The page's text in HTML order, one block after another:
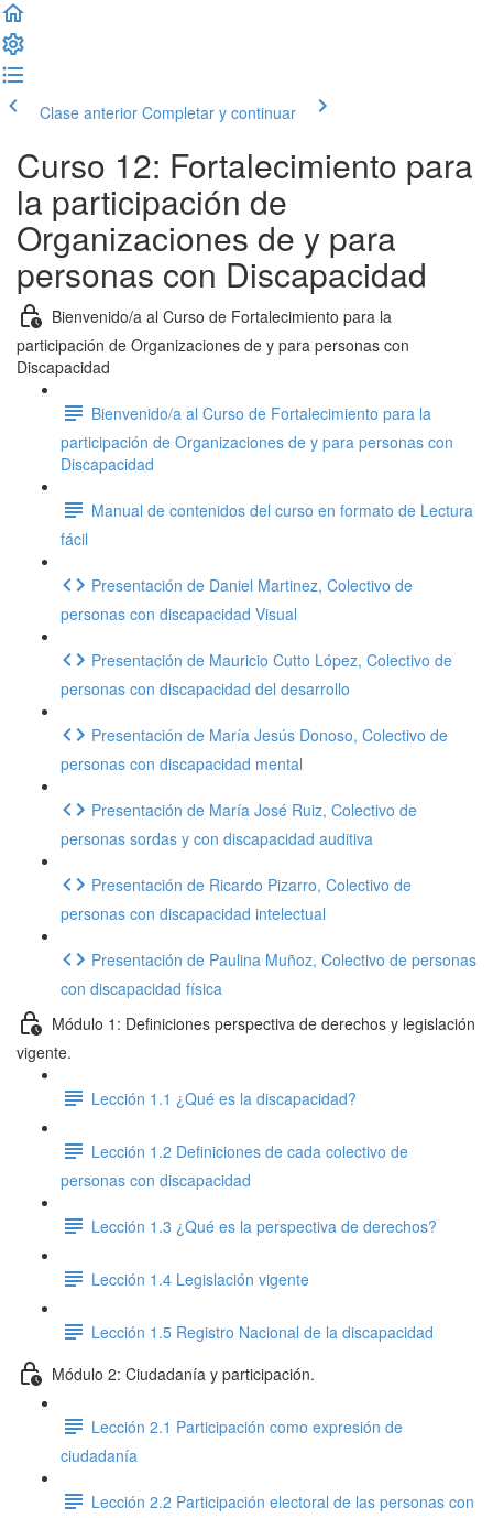
Clase anterior Completar y continuar
Curso 12: Fortalecimiento para
la participación de
Organizaciones de y para
personas con Discapacidad
Bienvenido/a al Curso de Fortalecimiento para la
participación de Organizaciones de y para personas con
Discapacidad
Bienvenido/a al Curso de Fortalecimiento para la
participación de Organizaciones de y para personas con
Discapacidad
Manual de contenidos del curso en formato de Lectura
fácil
Presentación de Daniel Martinez, Colectivo de
personas con discapacidad Visual
Presentación de Mauricio Cutto López, Colectivo de
personas con discapacidad del desarrollo
Presentación de María Jesús Donoso, Colectivo de
personas con discapacidad mental
Presentación de María José Ruiz, Colectivo de
personas sordas y con discapacidad auditiva
Presentación de Ricardo Pizarro, Colectivo de
personas con discapacidad intelectual
Presentación de Paulina Muñoz, Colectivo de personas
con discapacidad física
Módulo 1: Definiciones perspectiva de derechos y legislación
vigente.
Lección 1.1 ¿Qué es la discapacidad?
Lección 1.2 Definiciones de cada colectivo de
personas con discapacidad
Lección 1.3 ¿Qué es la perspectiva de derechos?
Lección 1.4 Legislación vigente
Lección 1.5 Registro Nacional de la discapacidad
Módulo 2: Ciudadanía y participación.
Lección 2.1 Participación como expresión de
ciudadanía
Lección 2.2 Participación electoral de las personas con